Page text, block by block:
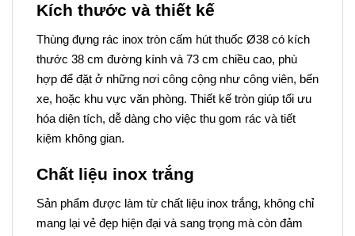
Kích thước và thiết kế
Thùng đựng rác inox tròn cấm hút thuốc Ø38 có kích
thước 38 cm đường kính và 73 cm chiều cao, phù
hợp để đặt ở những nơi công cộng như công viên, bến
xe, hoặc khu vực văn phòng. Thiết kế tròn giúp tối ưu
hóa diện tích, dễ dàng cho việc thu gom rác và tiết
kiệm không gian.
Chất liệu inox trắng
Sản phẩm được làm từ chất liệu inox trắng, không chỉ
mang lại vẻ đẹp hiện đại và sang trọng mà còn đảm